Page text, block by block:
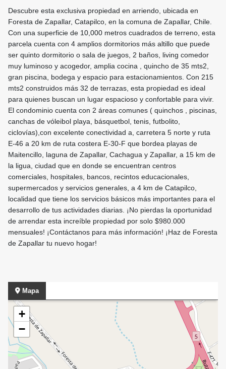
Descubre esta exclusiva propiedad en arriendo, ubicada en
Foresta de Zapallar, Catapilco, en la comuna de Zapallar, Chile.
Con una superficie de 10,000 metros cuadrados de terreno, esta
parcela cuenta con 4 amplios dormitorios más altillo que puede
ser quinto dormitorio o sala de juegos, 2 baños, living comedor
muy luminoso y acogedor, amplia cocina , quincho de 35 mts2,
gran piscina, bodega y espacio para estacionamientos. Con 215
mts2 construidos más 32 de terrazas, esta propiedad es ideal
para quienes buscan un lugar espacioso y confortable para vivir.
El condominio cuenta con 2 áreas comunes ( quinchos , piscinas,
canchas de vóleibol playa, básquetbol, tenis, futbolito,
ciclovías),con excelente conectividad a, carretera 5 norte y ruta
E-46 a 20 km de ruta costera E-30-F que bordea playas de
Maitencillo, laguna de Zapallar, Cachagua y Zapallar, a 15 km de
la ligua, ciudad que en donde se encuentran centros
comerciales, hospitales, bancos, recintos educacionales,
supermercados y servicios generales, a 4 km de Catapilco,
localidad que tiene los servicios básicos más importantes para el
desarrollo de tus actividades diarias. ¡No pierdas la oportunidad
de arrendar esta increíble propiedad por solo $980.000
mensuales! ¡Contáctanos para más información! ¡Haz de Foresta
de Zapallar tu nuevo hogar!
Mapa
+
−